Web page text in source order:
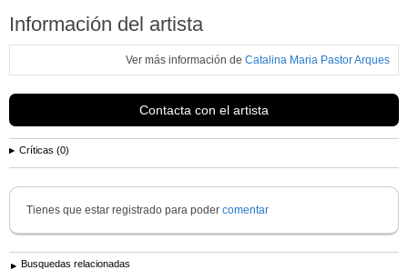
Información del artista
Ver más información de Catalina Maria Pastor Arques
Contacta con el artista
Críticas (0)
Tienes que estar registrado para poder comentar
Busquedas relacionadas